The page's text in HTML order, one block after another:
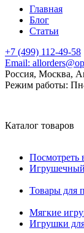
Главная
Блог
Статьи
+7 (499) 112-49-58
Email:
Россия, Москва,
Режим работы:
Каталог товаров
Посмотреть
Товары для
Мягкие
Игрушки